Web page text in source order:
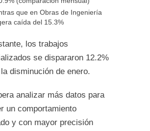
que en Obras de Ingeniería
caída del 15.3%
los trabajos
se dispararon 12.2%
disminución de enero.
analizar más datos para
un comportamiento
y con mayor precisión